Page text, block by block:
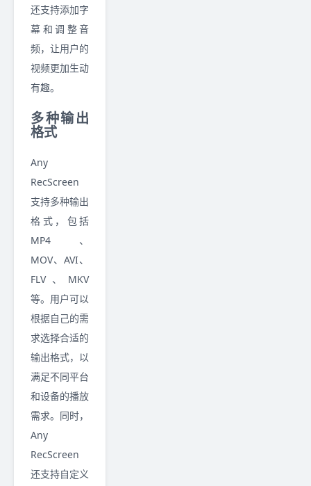
还支持添加字
幕和调整音
频，让用户的
视频更加生动
有趣。
多种输出
格式
Any
RecScreen
支持多种输出
格式，包括
MP4、
MOV、AVI、
FLV、MKV
等。用户可以
根据自己的需
求选择合适的
输出格式，以
满足不同平台
和设备的播放
需求。同时，
Any
RecScreen
还支持自定义